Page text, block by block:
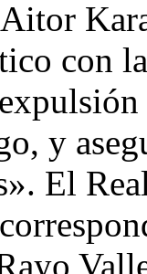
con
y
El